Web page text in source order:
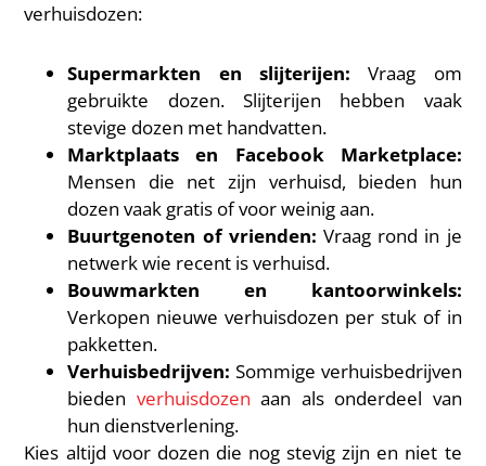
verhuisdozen:
Supermarkten en slijterijen: Vraag om
gebruikte dozen. Slijterijen hebben vaak
stevige dozen met handvatten.
Marktplaats en Facebook Marketplace:
Mensen die net zijn verhuisd, bieden hun
dozen vaak gratis of voor weinig aan.
Buurtgenoten of vrienden: Vraag rond in je
netwerk wie recent is verhuisd.
Bouwmarkten en kantoorwinkels:
Verkopen nieuwe verhuisdozen per stuk of in
pakketten.
Verhuisbedrijven: Sommige verhuisbedrijven
bieden verhuisdozen aan als onderdeel van
hun dienstverlening.
Kies altijd voor dozen die nog stevig zijn en niet te